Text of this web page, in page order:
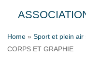
Home » Sport et plein air
CORPS ET GRAPHIE